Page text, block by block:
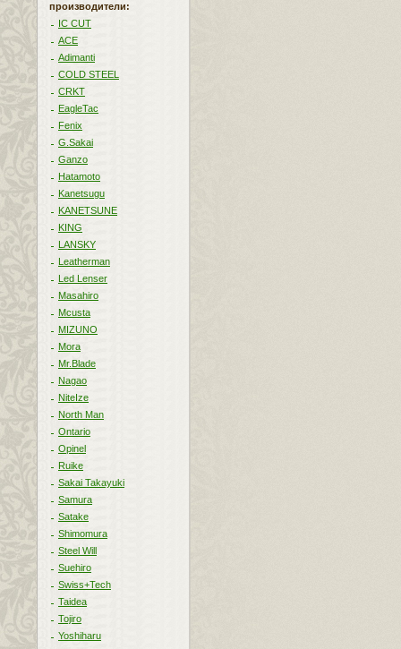
производители:
IC CUT
ACE
Adimanti
COLD STEEL
CRKT
EagleTac
Fenix
G.Sakai
Ganzo
Hatamoto
Kanetsugu
KANETSUNE
KING
LANSKY
Leatherman
Led Lenser
Masahiro
Mcusta
MIZUNO
Mora
Mr.Blade
Nagao
NiteIze
North Man
Ontario
Opinel
Ruike
Sakai Takayuki
Samura
Satake
Shimomura
Steel Will
Suehiro
Swiss+Tech
Taidea
Tojiro
Yoshiharu